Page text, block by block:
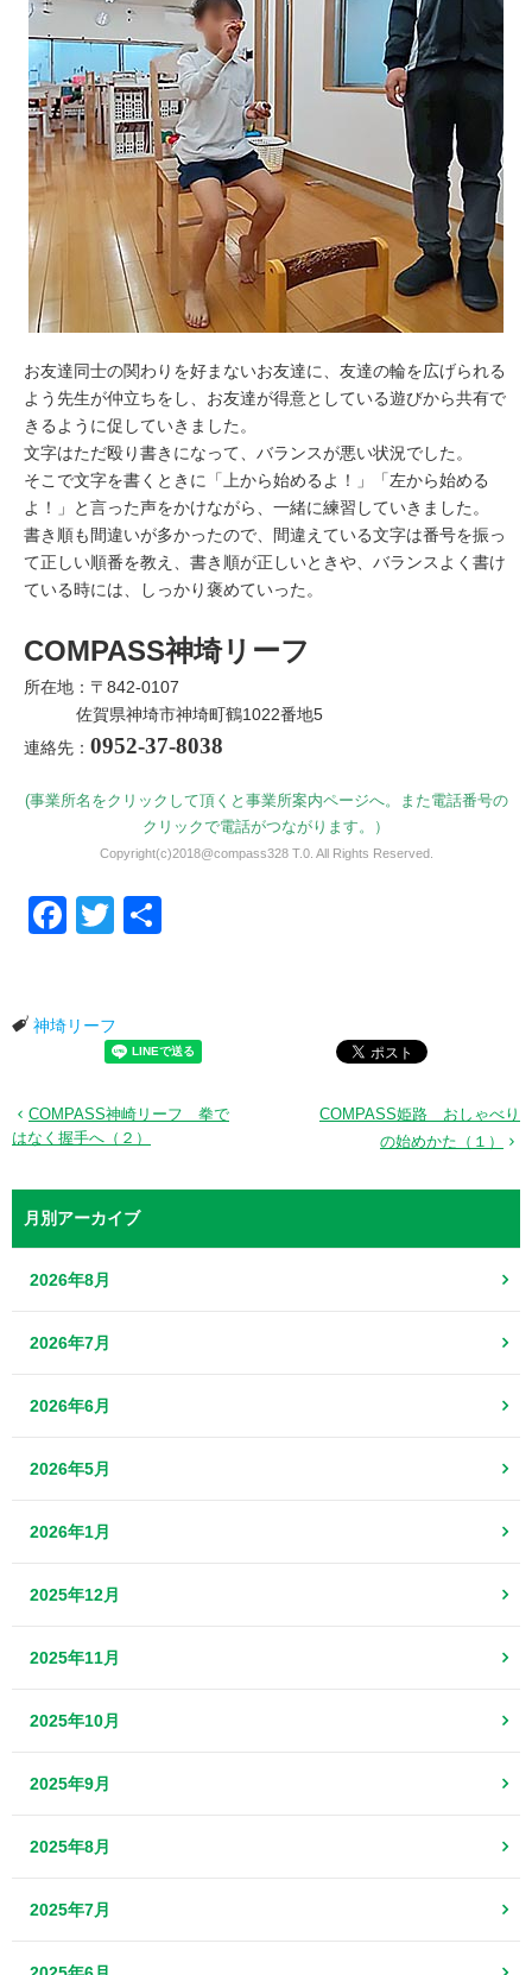
お友達同士の関わりを好まないお友達に、友達の輪を広げられる
よう先生が仲立ちをし、お友達が得意としている遊びから共有で
きるように促していきました。
文字はただ殴り書きになって、バランスが悪い状況でした。
そこで文字を書くときに「上から始めるよ！」「左から始める
よ！」と言った声をかけながら、一緒に練習していきました。
書き順も間違いが多かったので、間違えている文字は番号を振っ
て正しい順番を教え、書き順が正しいときや、バランスよく書け
ている時には、しっかり褒めていった。
COMPASS神埼リーフ
所在地：〒842-0107
佐賀県神埼市神埼町鶴1022番地5
連絡先： 0952-37-8038
(事業所名をクリックして頂くと事業所案内ページへ。また電話番号の
クリックで電話がつながります。）
Copyright(c)2018@compass328 T.0. All Rights Reserved.
FacebookTwitter
神埼リーフ
COMPASS神崎リーフ 拳で
はなく握手へ（２）
COMPASS姫路 おしゃべり
の始めかた（１）
月別アーカイブ
2026年8月
2026年7月
2026年6月
2026年5月
2026年1月
2025年12月
2025年11月
2025年10月
2025年9月
2025年8月
2025年7月